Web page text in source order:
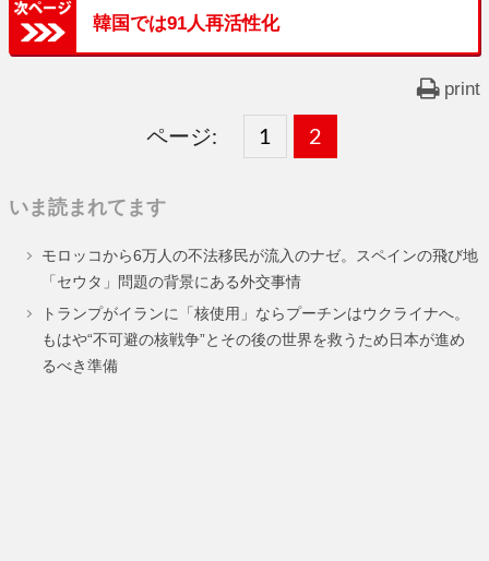
韓国では91人再活性化
print
ページ:
固
ー
ジ
1 ,
固
ー
ジ
2
いま読まれてます
モロッコから6万人の不法移民が流入のナゼ。スペインの飛び地
「セウタ」問題の背景にある外交事情
トランプがイランに「核使用」ならプーチンはウクライナへ。
もはや“不可避の核戦争”とその後の世界を救うため日本が進め
るべき準備